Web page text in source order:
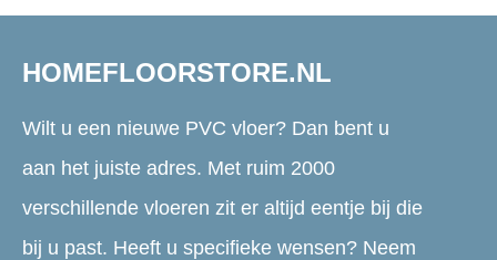
HOMEFLOORSTORE.NL
Wilt u een nieuwe PVC vloer? Dan bent u
aan het juiste adres. Met ruim 2000
verschillende vloeren zit er altijd eentje bij die
bij u past. Heeft u specifieke wensen? Neem